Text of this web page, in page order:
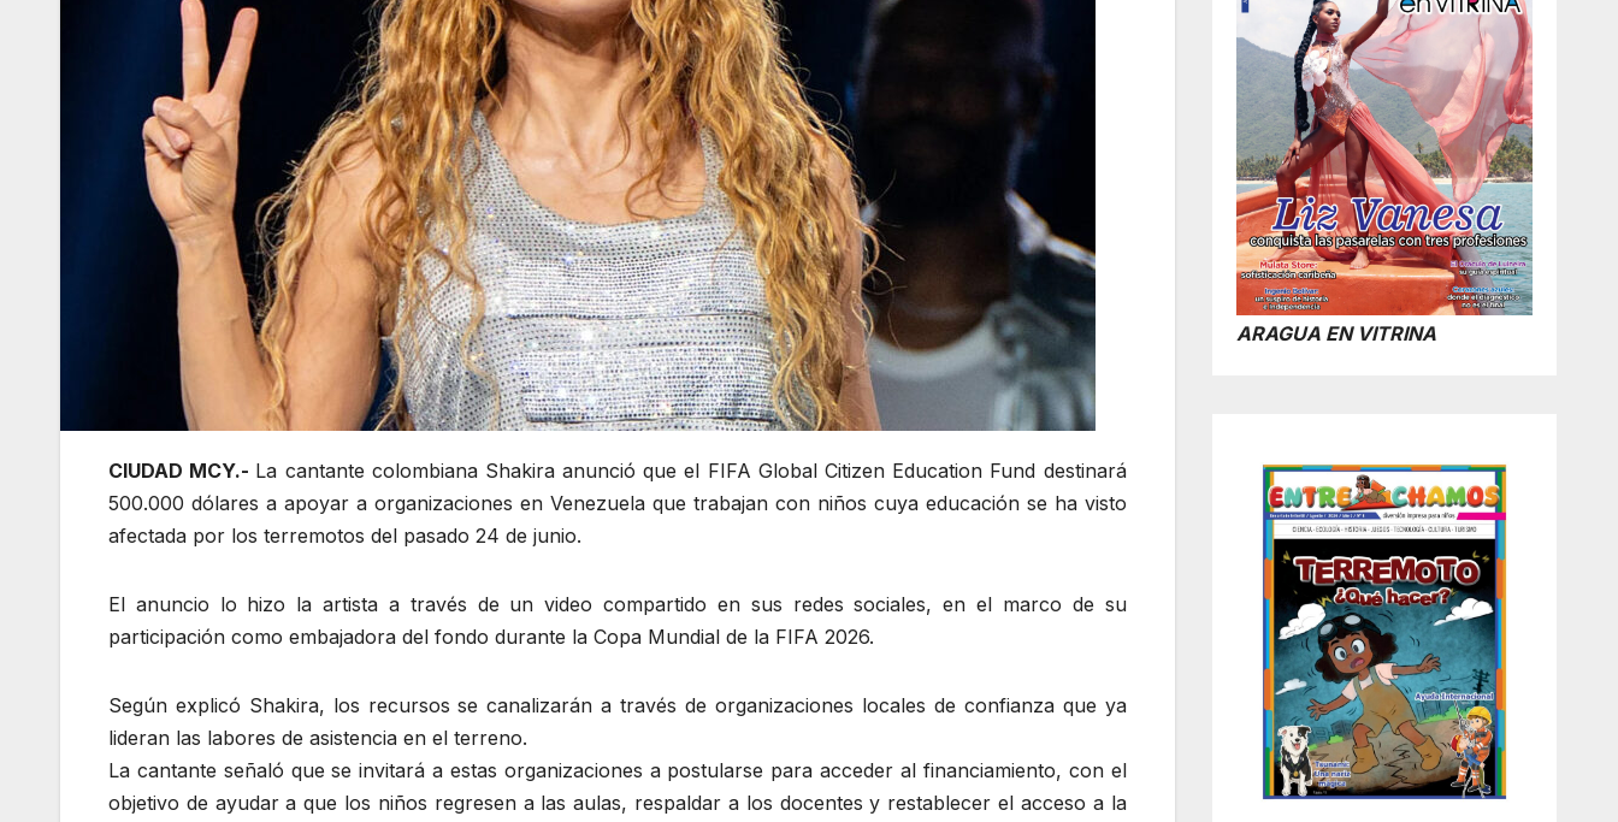
CIUDAD MCY.- La cantante colombiana Shakira anunció que el FIFA Global Citizen Education Fund destinará
500.000 dólares a apoyar a organizaciones en Venezuela que trabajan con niños cuya educación se ha visto
afectada por los terremotos del pasado 24 de junio.
El anuncio lo hizo la artista a través de un video compartido en sus redes sociales, en el marco de su
participación como embajadora del fondo durante la Copa Mundial de la FIFA 2026.
Según explicó Shakira, los recursos se canalizarán a través de organizaciones locales de confianza que ya
lideran las labores de asistencia en el terreno.
La cantante señaló que se invitará a estas organizaciones a postularse para acceder al financiamiento, con el
objetivo de ayudar a que los niños regresen a las aulas, respaldar a los docentes y restablecer el acceso a la
ARAGUA EN VITRINA